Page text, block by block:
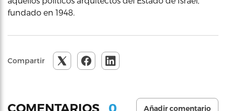
fundado en 1948.
Compartir
COMENTARIOS 0 Añadir comentario